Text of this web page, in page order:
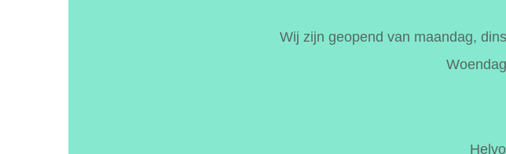
Wij zijn geopend van maandag,